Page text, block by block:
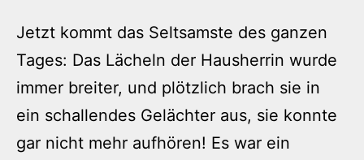
Jetzt kommt das Seltsamste des ganzen
Tages: Das Lächeln der Hausherrin wurde
immer breiter, und plötzlich brach sie in
ein schallendes Gelächter aus, sie konnte
gar nicht mehr aufhören! Es war ein